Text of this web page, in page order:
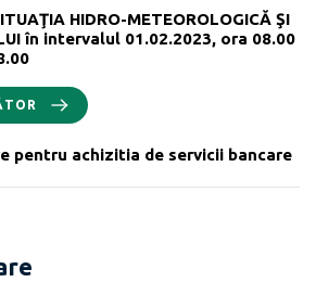
HIDRO-METEOROLOGICĂ ŞI
în intervalul 01.02.2023, ora 08.00
pentru achizitia de servicii bancare